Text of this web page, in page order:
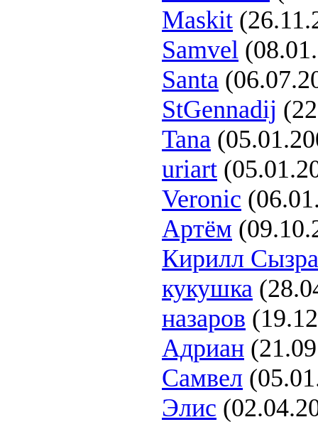
Maskit
Samvel
Santa
StGennadij
Tana
uriart
Veronic
Артём
Кирилл
кукушка
назаров
Адриан
Самвел
Элис